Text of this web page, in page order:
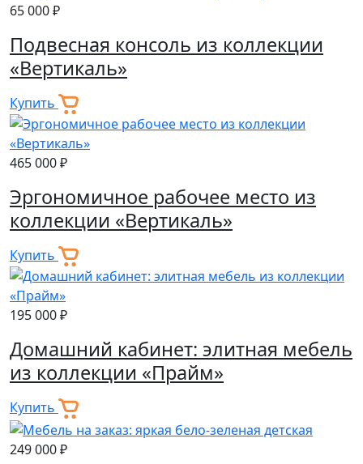
65 000 ₽
Подвесная консоль из коллекции
«Вертикаль»
Купить
465 000 ₽
Эргономичное рабочее место из
коллекции «Вертикаль»
Купить
195 000 ₽
Домашний кабинет: элитная мебель
из коллекции «Прайм»
Купить
249 000 ₽